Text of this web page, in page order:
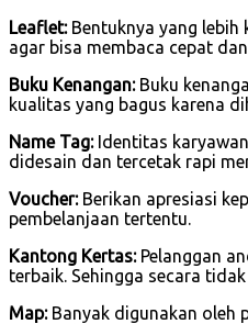
Leaflet:Bentuknya yang lebih
agar bisa membaca cepat
Buku Kenangan:Buku
kualitas yang bagus karena
Name Tag:Identitas
didesain dan tercetak rapi
Voucher:Berikan apresiasi
pembelanjaan tertentu.
Kantong Kertas:Pelanggan
terbaik. Sehingga secara
Map:Banyak digunakan oleh